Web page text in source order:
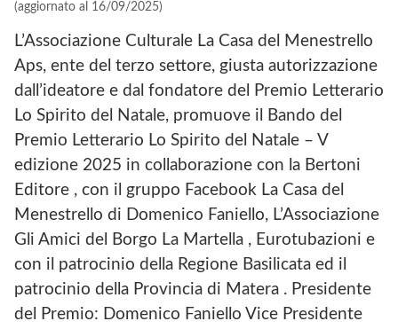
(aggiornato al 16/09/2025)
L’Associazione Culturale La Casa del Menestrello
Aps, ente del terzo settore, giusta autorizzazione
dall’ideatore e dal fondatore del Premio Letterario
Lo Spirito del Natale, promuove il Bando del
Premio Letterario Lo Spirito del Natale – V
edizione 2025 in collaborazione con la Bertoni
Editore , con il gruppo Facebook La Casa del
Menestrello di Domenico Faniello, L’Associazione
Gli Amici del Borgo La Martella , Eurotubazioni e
con il patrocinio della Regione Basilicata ed il
patrocinio della Provincia di Matera . Presidente
del Premio: Domenico Faniello Vice Presidente